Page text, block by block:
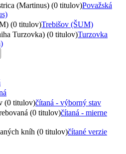
(Martinus) (0 titulov)Považská
(0 titulov)Trebišov (ŠUM)
Turzovka) (0 titulov)Turzovka
(0 titulov)čítaná - výborný stav
(0 titulov)čítaná - mierne
kníh (0 titulov)čítané verzie